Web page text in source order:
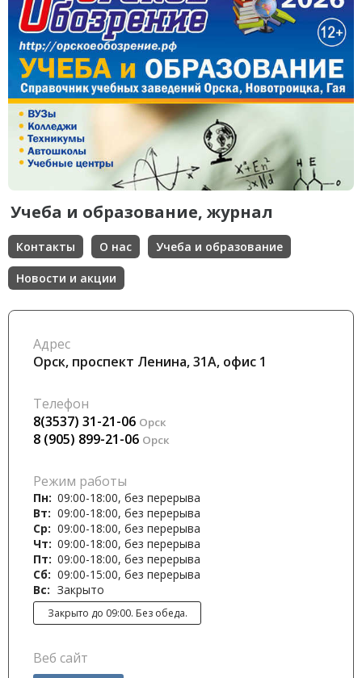
Учеба и образование, журнал
Контакты О нас Учеба и образование
Новости и акции
Адрес
Орск, проспект Ленина, 31А, офис 1
Телефон
8(3537) 31-21-06 Орск
8 (905) 899-21-06 Орск
Режим работы
Пн: 09:00-18:00, без перерыва
Вт: 09:00-18:00, без перерыва
Ср: 09:00-18:00, без перерыва
Чт: 09:00-18:00, без перерыва
Пт: 09:00-18:00, без перерыва
Сб: 09:00-15:00, без перерыва
Вс: Закрыто
Закрыто до 09:00. Без обеда.
Веб сайт